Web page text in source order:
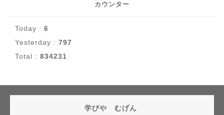
カウンター
Today : 6
Yesterday : 797
Total : 834231
学びや むげん